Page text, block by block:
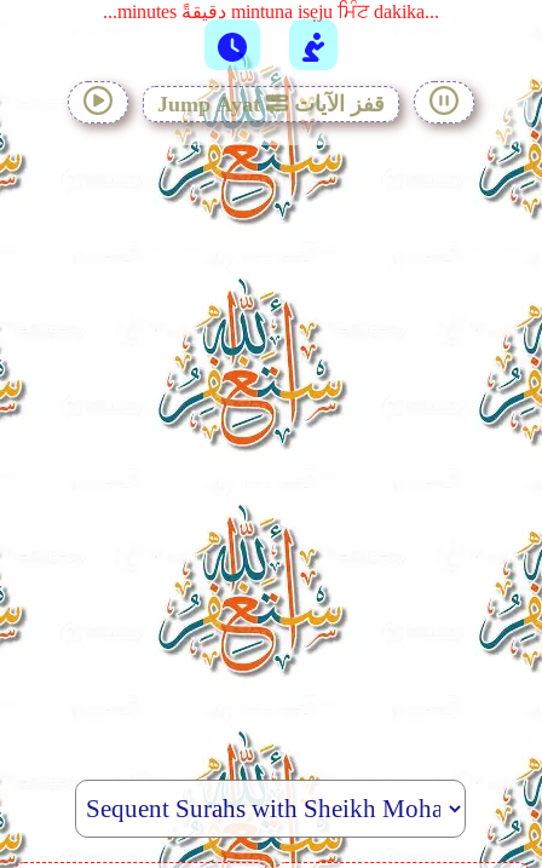
...minutes دقيقةً mintuna isẹju ਮਿੰਟ dakika...
Jump Ayat قفز الآيات